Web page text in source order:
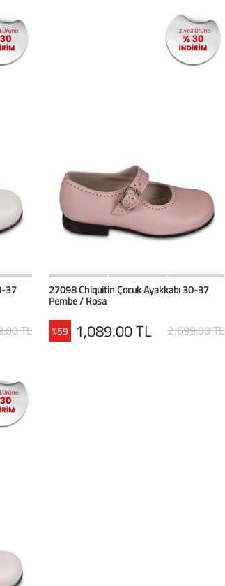
37
TL
HIZLI BAK Favorilerim
27098 Chiquitin Çocuk Ayakkabı 30-37
Pembe / Rosa
%59 1,089.00 TL 2,699.00 TL